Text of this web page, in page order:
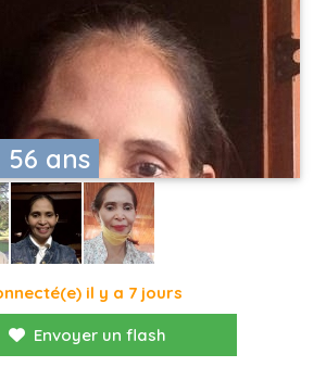
ans
il y a 7 jours
Envoyer un flash